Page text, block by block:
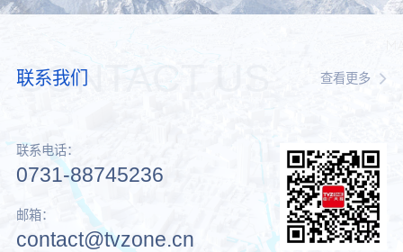
CONTACT US
联系我们 查看更多
联系电话：
0731-88745236
邮箱：
contact@tvzone.cn